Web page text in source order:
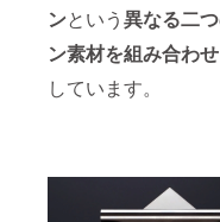
ンという異なる二
ン素材を組み合わせ
しています。